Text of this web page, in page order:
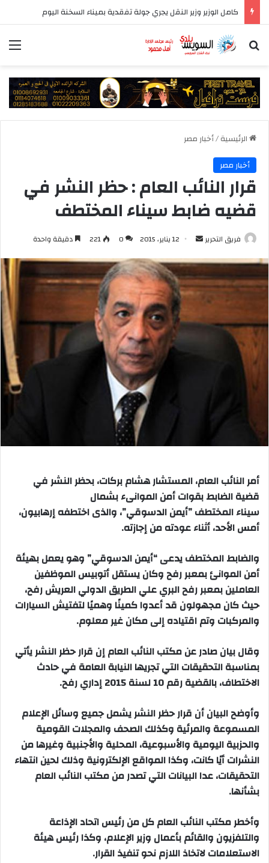
كامل الوزير وزير النقل يجري جولة تفقدية بميناء السخنة اليوم
بحث عن
الرئيسية/أخبار مصر
أخبار مصر
قرار النائب العام : حظر النشر في
قضيه ضابط سيناء المختطف
فريق التحرير
أرسل
إلكترونيا
12 يناير، 2015 0
221 دقيقة واحدة
أمر النائب العام، المستشار هشام بركات، بحظر النشر في
قضية الضابط بقوات أمن الموانىء بشمال
سيناء المختطف ”أيمن الدسوقي”، والذى اختطفه إرهابيون،
أمس الأحد، أثناء عودته من إجازته.
والضابط المختطف يدعى “أيمن الدسوقي” وهو يعمل بهيئة
أمن الموانئ بمعبر رفح وكان يستقل أتوبيس الموظفين
العاملين بمعبر رفح البري علي الطريق الدولي العريش رفح،
حيث كان مجهولون قد أعدوا كمينًا وهميًا لتفتيش السيارات
والمركبات وتم اقتياده إلى مكان غير معلوم.
وقال بيان صادر عن مكتب النائب العام إن قرار حظر النشر يأتي
بمناسبة التحقيقات التي تجريها النيابة العامة في حادث
الاختطاف، بالقضية رقم 10 لسنة 2015 إداري رفح.
وأوضح البيان أن قرار حظر النشر يشمل جميع وسائل الإعلام
المسموعة والمرئية وكذلك الصحف والمجلات القومية
والحزبية اليومية والأسبوعية، المحلية والأجنبية وغيرها من
النشرات أيًا كانت، وكذا المواقع الإلكترونية وذلك لحين انتهاء
التحقيقات، عدا البيانات التي تصدر من مكتب النائب العام
بشأنها.
وأخطر مكتب النائب العام كل من رئيس اتحاد الإذاعة
والتلفزيون والقائم بأعمال وزير الإعلام، وكذا رئيس هيئة
الاستعلامات لاتخاذ اللازم نحو تنفيذ القرار.